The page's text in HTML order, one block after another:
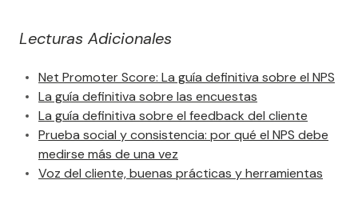
Lecturas Adicionales
Net Promoter Score: La guía definitiva sobre el NPS
La guía definitiva sobre las encuestas
La guía definitiva sobre el feedback del cliente
Prueba social y consistencia: por qué el NPS debe
medirse más de una vez
Voz del cliente, buenas prácticas y herramientas